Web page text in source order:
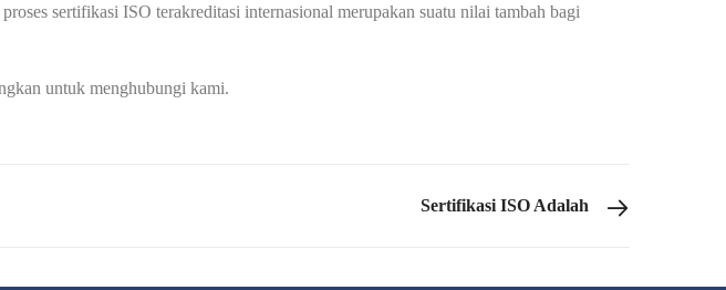
sertifikasi ISO terakreditasi internasional merupakan suatu nilai tambah bagi
untuk menghubungi kami.
Sertifikasi ISO Adalah